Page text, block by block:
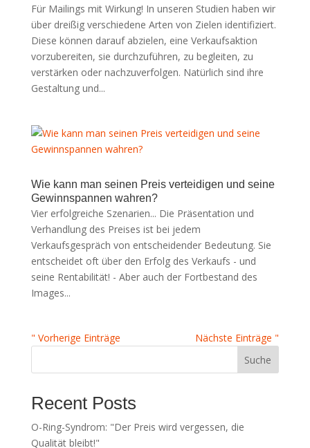
Für Mailings mit Wirkung! In unseren Studien haben wir
über dreißig verschiedene Arten von Zielen identifiziert.
Diese können darauf abzielen, eine Verkaufsaktion
vorzubereiten, sie durchzuführen, zu begleiten, zu
verstärken oder nachzuverfolgen. Natürlich sind ihre
Gestaltung und...
Wie kann man seinen Preis verteidigen und seine
Gewinnspannen wahren?
Vier erfolgreiche Szenarien... Die Präsentation und
Verhandlung des Preises ist bei jedem
Verkaufsgespräch von entscheidender Bedeutung. Sie
entscheidet oft über den Erfolg des Verkaufs - und
seine Rentabilität! - Aber auch der Fortbestand des
Images...
" Vorherige Einträge
Nächste Einträge "
Suche
Recent Posts
O-Ring-Syndrom: "Der Preis wird vergessen, die
Qualität bleibt!"